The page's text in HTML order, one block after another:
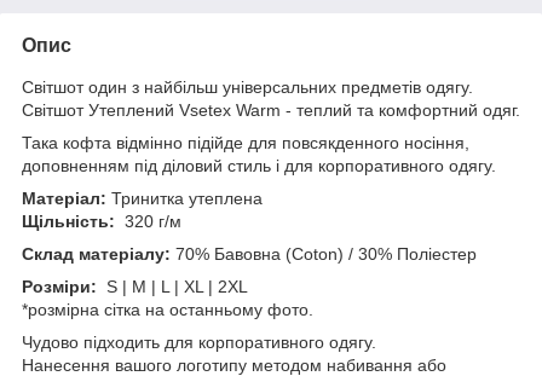
Опис
Світшот один з найбільш універсальних предметів одягу.
Світшот Утеплений Vsetex Warm - теплий та комфортний одяг.
Така кофта відмінно підійде для повсякденного носіння,
доповненням під діловий стиль і для корпоративного одягу.
Матеріал: Тринитка утеплена
Щільність: 320 г/м
Склад матеріалу: 70% Бавовна (Coton) / 30% Поліестер
Розміри: S | M | L | XL | 2XL
*розмірна сітка на останньому фото.
Чудово підходить для корпоративного одягу.
Нанесення вашого логотипу методом набивання або